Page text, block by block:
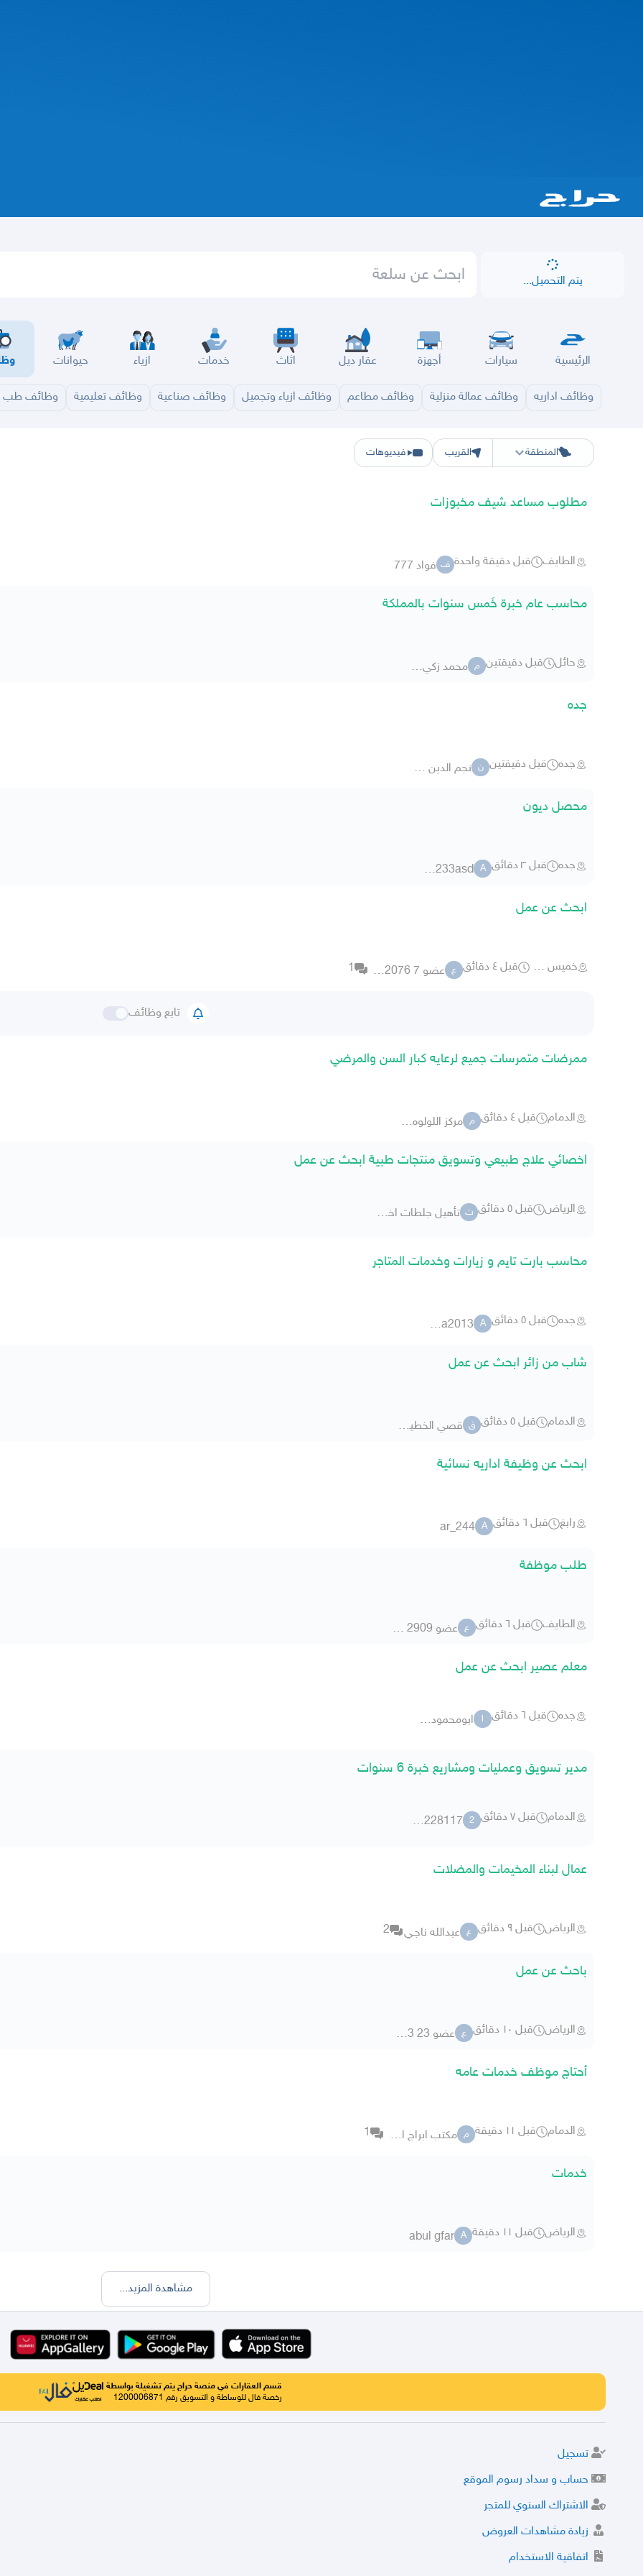
يتم التحميل...
الرئيسية سيارات أجهزة عقار ديل اثاث خدمات ازياء حيوانات
وظائف اداريه وظائف عمالة منزلية وظائف مطاعم وظائف ازياء وتجميل وظائف صناعية وظائف تعليمية وظائف طب
المنطقة
الرياض الشرقيه حفر الباطن المدينة القصيم
القريب فيديوهات
مطلوب مساعد شيف مخبوزات
الطايف قبل دقيقة واحدة ف فواد 777
محاسب عام خبرة خَمس سنوات بالمملكة
حائل قبل دقيقتين م محمد زكي 1356
جده
جده قبل دقيقتين ن نجم الدين البشري
محصل ديون
جده قبل ٣ دقائق A
asd23233asd
ابحث عن عمل
خميس مشيط قبل ٤ دقائق ع عضو 7 1692076 1
تابع وظائف
ممرضات متمرسات جميع لرعايه كبار السن والمرضي
الدمام قبل ٤ دقائق م مركز اللولوه الطبي
اخصائي علاج طبيعي وتسويق منتجات طبية ابحث عن عمل
الرياض قبل ٥ دقائق ت تأهيل جلطات اخصائي معتمد
محاسب بارت تايم و زيارات وخدمات المتاجر
جده قبل ٥ دقائق A
aska2013
شاب من زائر ابحث عن عمل
الدمام قبل ٥ دقائق ق قصي الخطيب 6043
ابحث عن وظيفة اداريه نسائية
رابغ قبل ٦ دقائق A
ar_244
طلب موظفة
الطايف قبل ٦ دقائق ع عضو 2909 6030
معلم عصير ابحث عن عمل
جده قبل ٦ دقائق ا ابومحمود 2064
مدير تسويق وعمليات ومشاريع خبرة 6 سنوات
الدمام قبل ٧ دقائق 2 228117مين
عمال لبناء المخيمات والمضلات
الرياض قبل ٩ دقائق ع عبدالله ناجـي 2
باحث عن عمل
الرياض قبل ١٠ دقائق ع عضو 23 47843
أحتاج موظف خدمات عامه
الدمام قبل ١١ دقيقة م مكتب ابراج الاجيال 1
خدمات
الرياض قبل ١١ دقيقة A
abul gfar
مشاهدة المزيد...
قسم العقارات في منصة حراج يتم تشغيلة بواسطة
رخصة فال للوساطة و التسويق رقم 1200006871
تسجيل
حساب و سداد رسوم الموقع
الاشتراك السنوي للمتجر
زيادة مشاهدات العروض
اتفاقية الاستخدام